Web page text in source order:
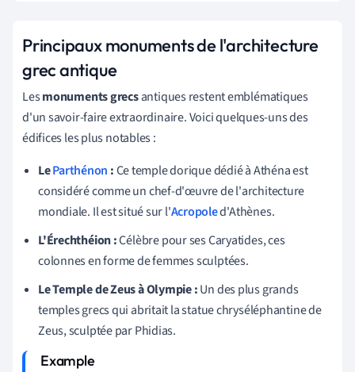
Principaux monuments de l'architecture
grec antique
Lesmonuments grecsantiques restent emblématiques
d'un savoir-faire extraordinaire. Voici quelques-uns des
édifices les plus notables :
LeParthénon :Ce temple dorique dédié à Athéna est
considéré comme un chef-d'œuvre de l'architecture
mondiale. Il est situé sur l'Acropoled'Athènes.
L'Érechthéion :Célèbre pour ses Caryatides, ces
colonnes en forme de femmes sculptées.
Le Temple de Zeus à Olympie :Un des plus grands
temples grecs qui abritait la statue chryséléphantine de
Zeus, sculptée par Phidias.